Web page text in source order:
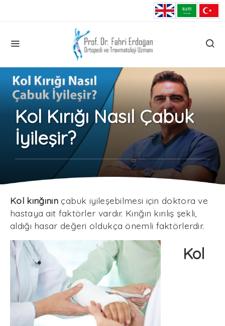
Kol Kırığı Nasıl Çabuk
İyileşir?
Kol kırığınınçabuk iyileşebilmesi için doktora ve
hastaya ait faktörler vardır. Kırığın kırılış şekli,
aldığı hasar değeri oldukça önemli faktörlerdir.
Kol